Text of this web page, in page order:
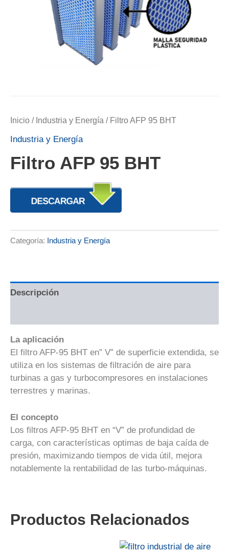
Inicio / Industria y Energía / Filtro AFP 95 BHT
Industria y Energía
Filtro AFP 95 BHT
Categoría: Industria y Energía
Descripción
La aplicación
El filtro AFP-95 BHT en” V” de superficie extendida, se
utiliza en los sistemas de filtración de aire para
turbinas a gas y turbocompresores en instalaciones
terrestres y marinas.
El concepto
Los filtros AFP-95 BHT en “V” de profundidad de
carga, con características optimas de baja caída de
presión, maximizando tiempos de vida útil, mejora
notablemente la rentabilidad de las turbo-máquinas.
Productos Relacionados